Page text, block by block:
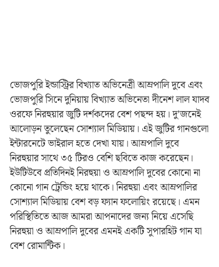
ভোজপুরি ইন্ডাস্ট্রির বিখ্যাত অভিনেত্রী আম্রপালি দুবে এবং
ভোজপুরি সিনে দুনিয়ায় বিখ্যাত অভিনেতা দীনেশ লাল যাদব
ওরফে নিরহুয়ার জুটি দর্শকদের বেশ পছন্দ হয়। দু’জনেই
আলোড়ন তুলেছেন সোশ্যাল মিডিয়ায়। এই জুটির গানগুলো
ইন্টারনেটে ভাইরাল হতে দেখা যায়। আম্রপালি দুবে
নিরহুয়ার সাথে ৩৫ টিরও বেশি ছবিতে কাজ করেছেন।
ইউটিউবে প্রতিদিনই নিরহুয়া ও আম্রপালি দুবের কোনো না
কোনো গান ট্রেন্ডিং হয়ে থাকে। নিরহুয়া এবং আম্রপালির
সোশ্যাল মিডিয়ায় বেশ বড় ফ্যান ফলোয়িং রয়েছে। এমন
পরিস্থিতিতে আজ আমরা আপনাদের জন্য নিয়ে এসেছি
নিরহুয়া ও আম্রপালি দুবের এমনই একটি সুপারহিট গান যা
বেশ রোমান্টিক।